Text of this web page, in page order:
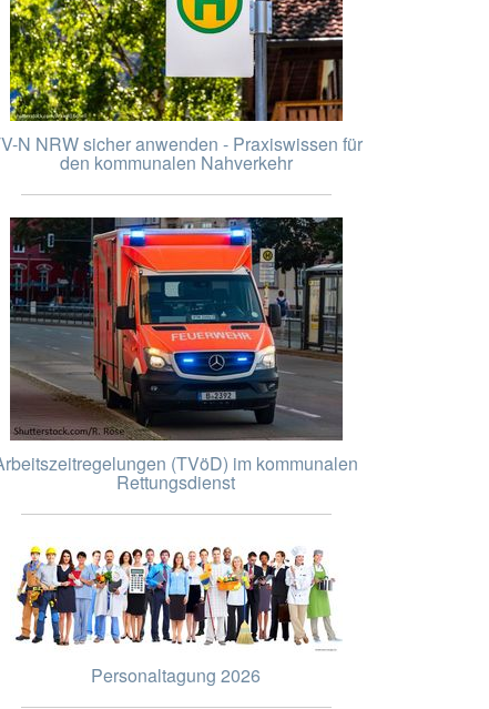
N NRW sicher anwenden - Praxiswissen für
den kommunalen Nahverkehr
(TVöD) im kommunalen
Rettungsdienst
Personaltagung 2026